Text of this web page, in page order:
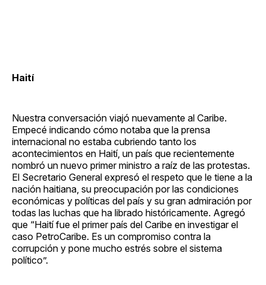
Haití
Nuestra conversación viajó nuevamente al Caribe.
Empecé indicando cómo notaba que la prensa
internacional no estaba cubriendo tanto los
acontecimientos en Haití, un país que recientemente
nombró un nuevo primer ministro a raíz de las protestas.
El Secretario General expresó el respeto que le tiene a la
nación haitiana, su preocupación por las condiciones
económicas y políticas del país y su gran admiración por
todas las luchas que ha librado históricamente. Agregó
que “Haití fue el primer país del Caribe en investigar el
caso PetroCaribe. Es un compromiso contra la
corrupción y pone mucho estrés sobre el sistema
político”.